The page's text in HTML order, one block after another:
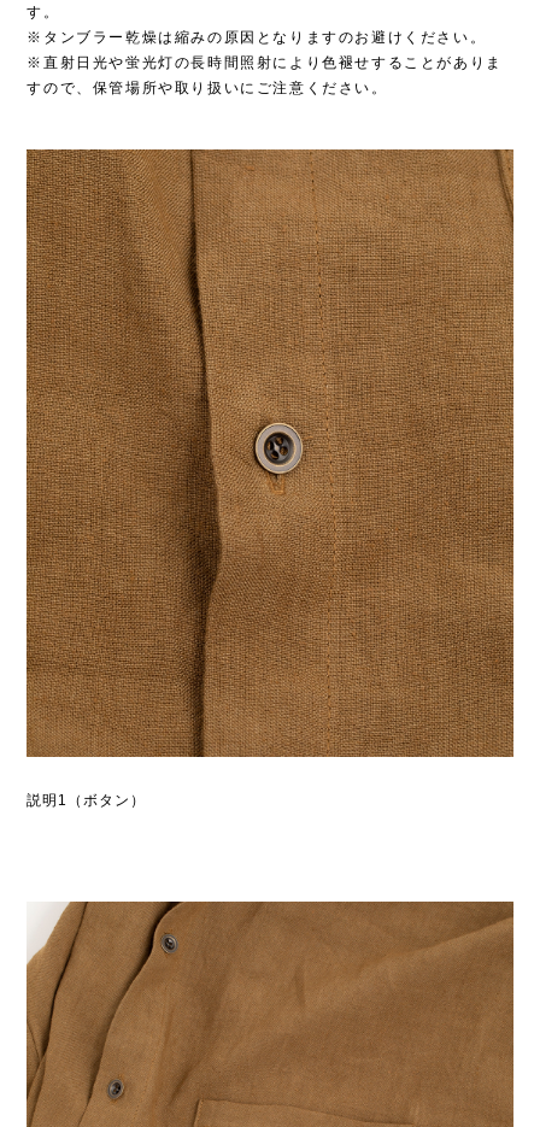
す。
※タンブラー乾燥は縮みの原因となりますのお避けください。
※直射日光や蛍光灯の長時間照射により色褪せすることがありま
すので、保管場所や取り扱いにご注意ください。
説明1（ボタン）